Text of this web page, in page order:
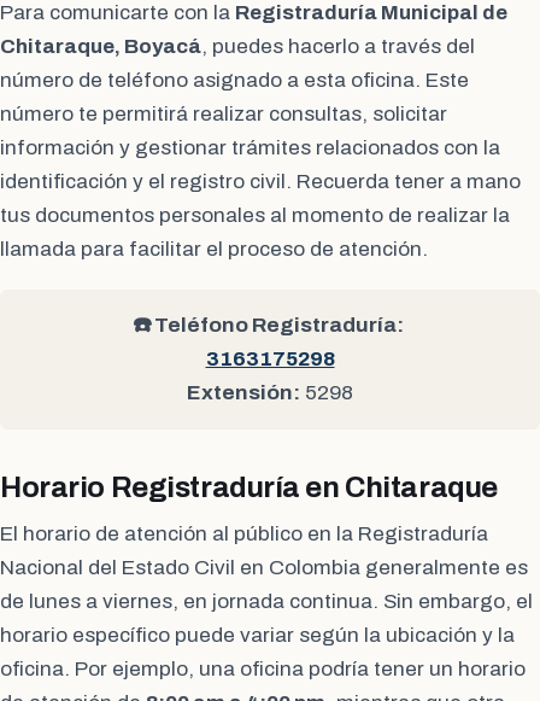
Para comunicarte con la Registraduría Municipal de
Chitaraque, Boyacá, puedes hacerlo a través del
número de teléfono asignado a esta oficina. Este
número te permitirá realizar consultas, solicitar
información y gestionar trámites relacionados con la
identificación y el registro civil. Recuerda tener a mano
tus documentos personales al momento de realizar la
llamada para facilitar el proceso de atención.
☎️ Teléfono Registraduría:
3163175298
Extensión: 5298
Horario Registraduría en Chitaraque
El horario de atención al público en la Registraduría
Nacional del Estado Civil en Colombia generalmente es
de lunes a viernes, en jornada continua. Sin embargo, el
horario específico puede variar según la ubicación y la
oficina. Por ejemplo, una oficina podría tener un horario